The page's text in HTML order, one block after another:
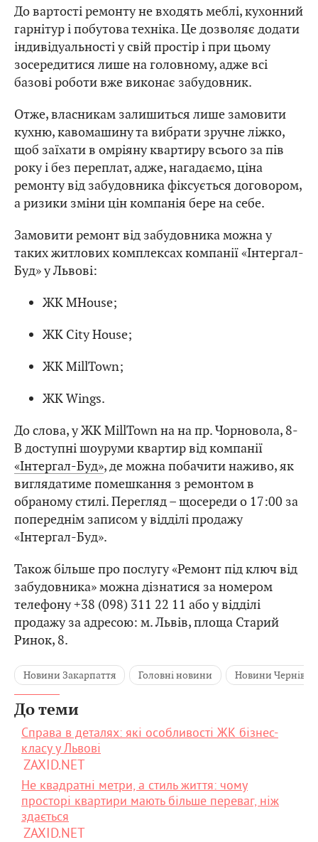
До вартості ремонту не входять меблі, кухонний
гарнітур і побутова техніка. Це дозволяє додати
індивідуальності у свій простір і при цьому
зосередитися лише на головному, адже всі
базові роботи вже виконає забудовник.
Отже, власникам залишиться лише замовити
кухню, кавомашину та вибрати зручне ліжко,
щоб заїхати в омріяну квартиру всього за пів
року і без переплат, адже, нагадаємо, ціна
ремонту від забудовника фіксується договором,
а ризики зміни цін компанія бере на себе.
Замовити ремонт від забудовника можна у
таких житлових комплексах компанії «Інтергал-
Буд» у Львові:
ЖК MHouse;
ЖК City House;
ЖК MillTown;
ЖК Wings.
До слова, у ЖК MillTown на на пр. Чорновола, 8-
В доступні шоуруми квартир від компанії
«Інтергал-Буд», де можна побачити наживо, як
виглядатиме помешкання з ремонтом в
обраному стилі. Перегляд – щосереди о 17:00 за
попереднім записом у відділі продажу
«Інтергал-Буд».
Також більше про послугу «Ремонт під ключ від
забудовника» можна дізнатися за номером
телефону +38 (098) 311 22 11 або у відділі
продажу за адресою: м. Львів, площа Старий
Ринок, 8.
Новини Закарпаття Головні новини Новини
До теми
Справа в деталях: які особливості ЖК бізнес-
класу у Львові
ZAXID.NET
Не квадратні метри, а стиль життя: чому
просторі квартири мають більше переваг, ніж
здається
ZAXID.NET